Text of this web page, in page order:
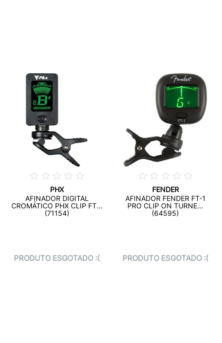
PHX
AFINADOR DIGITAL
CROMÁTICO PHX CLIP FT...
(71154)
PRODUTO ESGOTADO :(
FENDER
AFINADOR FENDER FT-1
PRO CLIP ON TURNE...
(64595)
PRODUTO ESGOTADO :(